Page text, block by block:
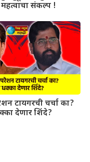
संकल्प !
टायगरची चर्चा का?
देणार शिंदे?